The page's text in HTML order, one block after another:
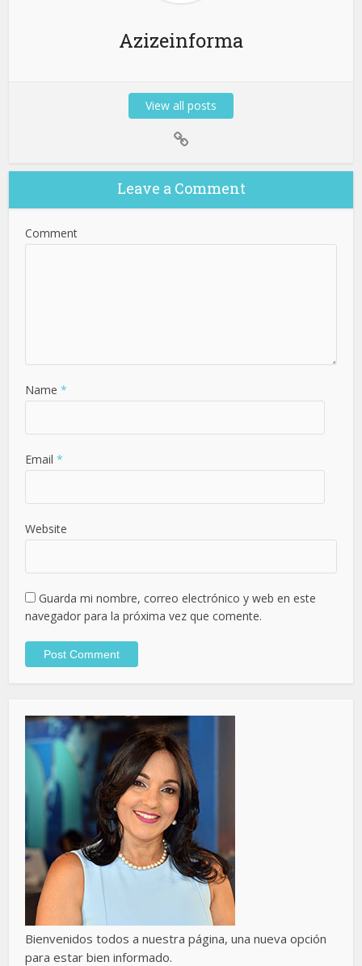
Azizeinforma
View all posts
Leave a Comment
Comment
Name *
Email *
Website
Guarda mi nombre, correo electrónico y web en este
navegador para la próxima vez que comente.
Bienvenidos todos a nuestra página, una nueva opción
para estar bien informado.